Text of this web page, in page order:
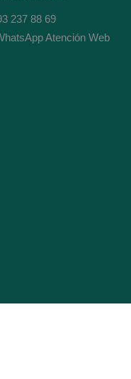
237 88 69
Atención Web